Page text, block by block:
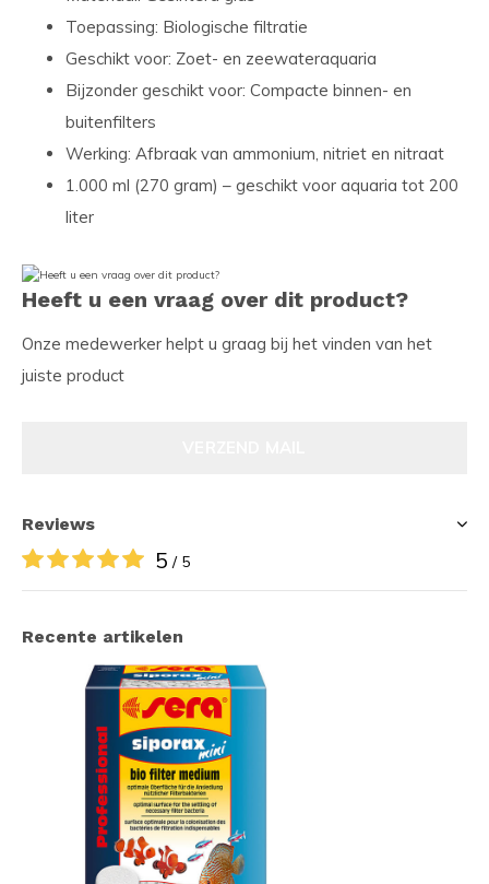
Toepassing: Biologische filtratie
Geschikt voor: Zoet- en zeewateraquaria
Bijzonder geschikt voor: Compacte binnen- en
buitenfilters
Werking: Afbraak van ammonium, nitriet en nitraat
1.000 ml (270 gram) – geschikt voor aquaria tot 200
liter
Heeft u een vraag over dit product?
Onze medewerker helpt u graag bij het vinden van het
juiste product
Reviews
5 / 5
Recente artikelen